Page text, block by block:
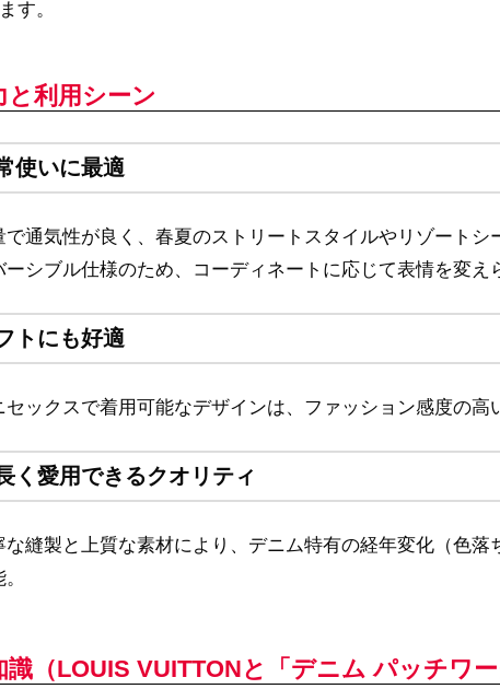
ます。
と利用シーン
使いに最適
で通気性が良く、春夏のストリートスタイルやリゾートシ
ーシブル仕様のため、コーディネートに応じて表情を変え
トにも好適
セックスで着用可能なデザインは、ファッション感度の高
く愛用できるクオリティ
な縫製と上質な素材により、デニム特有の経年変化（色
識（LOUIS VUITTONと「デニム パッチワ